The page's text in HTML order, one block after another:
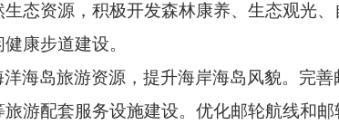
态资源，积极开发森林康养、生态观光
康步道建设。
海岛旅游资源，提升海岸海岛风貌。完善
游配套服务设施建设。优化邮轮航线和